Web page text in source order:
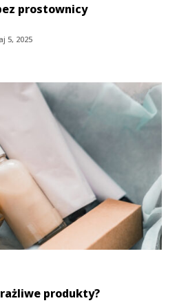
prostownicy
5, 2025
produkty?